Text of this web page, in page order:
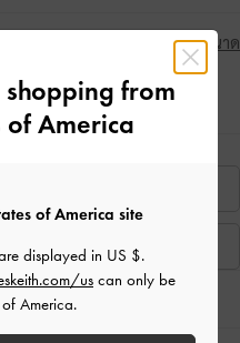
คู่มือเลือกขนาด
ที่คล้ายกัน
from
of America
of America site
displayed in US $.
us can only be
America.